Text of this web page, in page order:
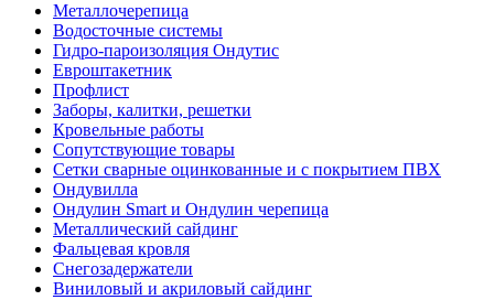
Металлочерепица
Водосточные системы
Гидро-пароизоляция Ондутис
Евроштакетник
Профлист
Заборы, калитки, решетки
Кровельные работы
Сопутствующие товары
Сетки сварные оцинкованные и с покрытием ПВХ
Ондувилла
Ондулин Smart и Ондулин черепица
Металлический сайдинг
Фальцевая кровля
Снегозадержатели
Виниловый и акриловый сайдинг